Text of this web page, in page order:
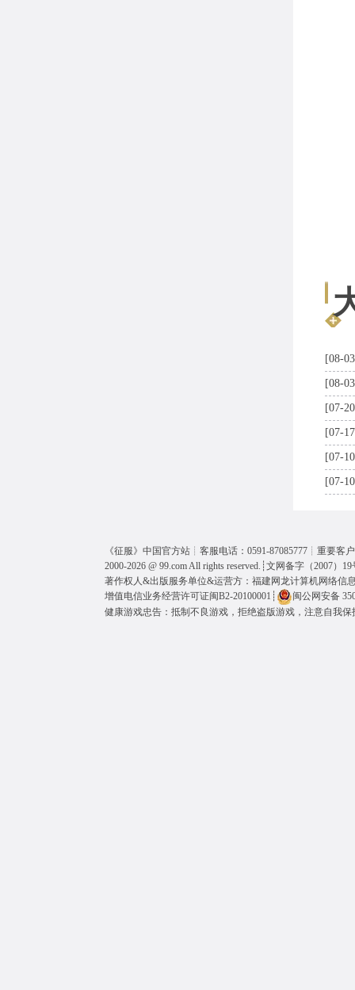
[08-
[08-
[07-
[07-
[07-
[07-
《征服》中国官方站┊客服电话：0591-87085777┊重要客
2000-2026 @ 99.comAll rights reserved.┊ 文网备字（2007）19
著作权人&出版服务单位&运营方：福建网龙计算机网络信
增值电信业务经营许可证闽B2-20100001 ┊
闽公网安备
健康游戏忠告：抵制不良游戏，拒绝盗版游戏，注意自我